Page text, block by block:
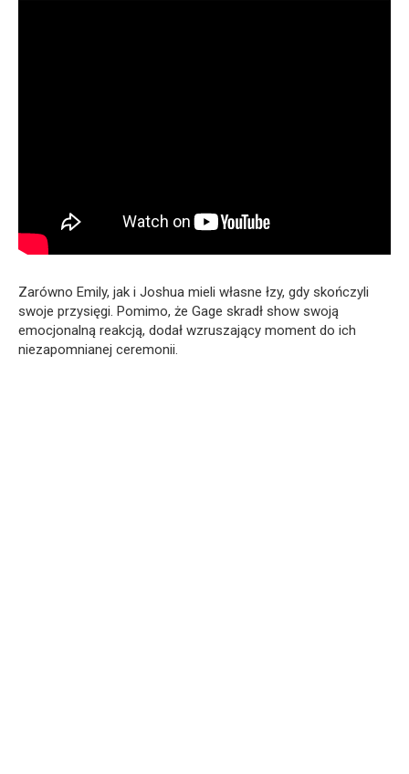
Zarówno Emily, jak i Joshua mieli własne łzy, gdy skończyli
swoje przysięgi. Pomimo, że Gage skradł show swoją
emocjonalną reakcją, dodał wzruszający moment do ich
niezapomnianej ceremonii.